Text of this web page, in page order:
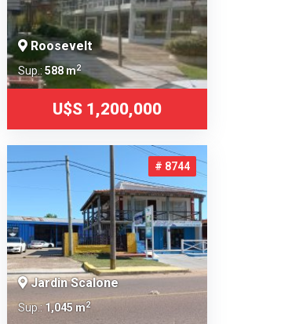
Roosevelt
Sup.: 588 m2
U$S 1,200,000
# 8744
Jardin Scalone
Sup.:1,045 m2